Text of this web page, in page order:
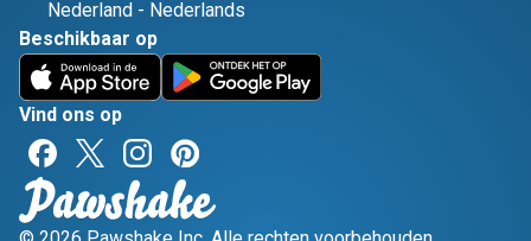
Nederland - Nederlands
Beschikbaar op
Vind ons op